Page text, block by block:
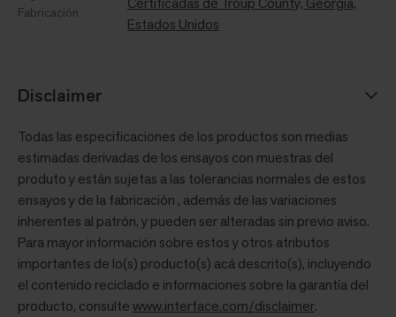
Fabricación
Estados Unidos
Disclaimer
Todas las especificaciones de los productos son medias
estimadas derivadas de los ensayos con muestras del
produto y están sujetas a las tolerancias normales de estos
ensayos y de la fabricación , además de las variaciones
inherentes al patrón, y pueden ser alteradas sin previo aviso.
Para mayor información sobre estos y otros atributos
importantes de lo(s) producto(s) acá descrito(s), incluyendo
el contenido reciclado e informaciones sobre la garantía del
producto, consultewww.interface.com/disclaimer.